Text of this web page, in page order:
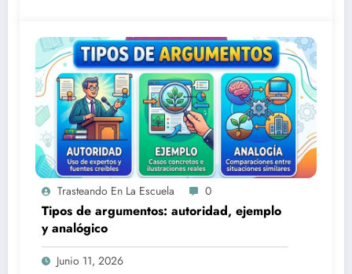
Trasteando En La Escuela 0
Tipos de argumentos: autoridad, ejemplo
y analógico
Junio 11, 2026